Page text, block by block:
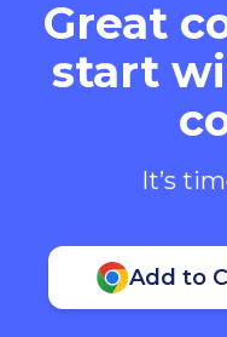
Great
start
It’s
Add to